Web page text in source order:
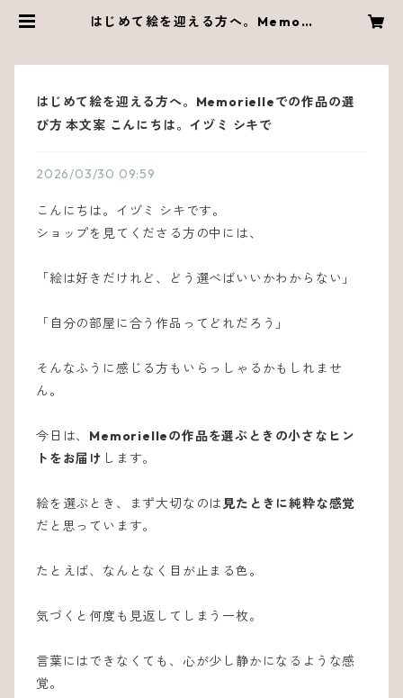
はじめて絵を迎える方へ。Memori
le
はじめて絵を迎える方へ。Memorielleでの作品の選
び方 本文案 こんにちは。イヅミ シキで
2026/03/30 09:59
こんにちは。イヅミ シキです。
ショップを見てくださる方の中には、
「絵は好きだけれど、どう選べばいいかわからない」
「自分の部屋に合う作品ってどれだろう」
そんなふうに感じる方もいらっしゃるかもしれませ
ん。
今日は、 Memorielleの作品を選ぶときの小さなヒン
トをお届け します。
絵を選ぶとき、まず大切なのは見たときに純粋な感覚
だと思っています。
たとえば、なんとなく目が止まる色。
気づくと何度も見返してしまう一枚。
言葉にはできなくても、心が少し静かになるような感
覚。